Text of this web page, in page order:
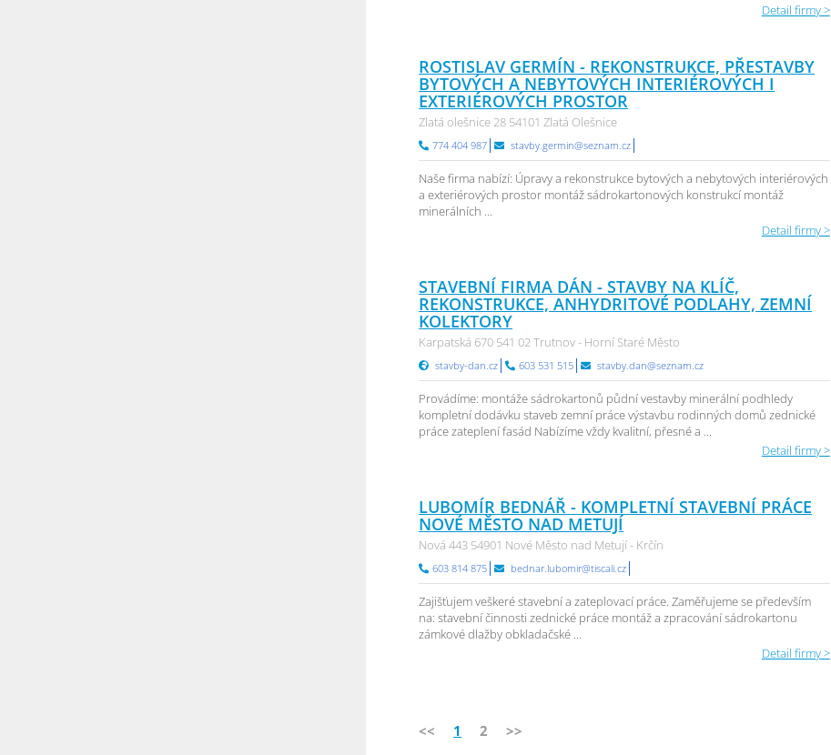
Detail firmy >
ROSTISLAV GERMÍN - REKONSTRUKCE, PŘESTAVBY
BYTOVÝCH A NEBYTOVÝCH INTERIÉROVÝCH I
EXTERIÉROVÝCH PROSTOR
Zlatá olešnice 28 54101 Zlatá Olešnice
774 404 987 stavby.germin@seznam.cz
Naše firma nabízí: Úpravy a rekonstrukce bytových a nebytových interiérových
a exteriérových prostor montáž sádrokartonových konstrukcí montáž
minerálních ...
Detail firmy >
STAVEBNÍ FIRMA DÁN - STAVBY NA KLÍČ,
REKONSTRUKCE, ANHYDRITOVÉ PODLAHY, ZEMNÍ
KOLEKTORY
Karpatská 670 541 02 Trutnov - Horní Staré Město
stavby-dan.cz 603 531 515 stavby.dan@seznam.cz
Provádíme: montáže sádrokartonů půdní vestavby minerální podhledy
kompletní dodávku staveb zemní práce výstavbu rodinných domů zednické
práce zateplení fasád Nabízíme vždy kvalitní, přesné a ...
Detail firmy >
LUBOMÍR BEDNÁŘ - KOMPLETNÍ STAVEBNÍ PRÁCE
NOVÉ MĚSTO NAD METUJÍ
Nová 443 54901 Nové Město nad Metují - Krčín
603 814 875 bednar.lubomir@tiscali.cz
Zajišťujem veškeré stavební a zateplovací práce. Zaměřujeme se především
na: stavební činnosti zednické práce montáž a zpracování sádrokartonu
zámkové dlažby obkladačské ...
Detail firmy >
<< 1 2 >>